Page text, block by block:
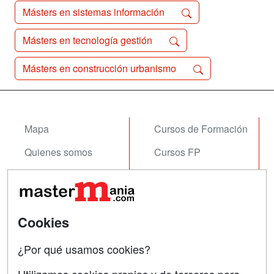
Másters en sistemas información
Másters en tecnología gestión
Másters en construcción urbanismo
Mapa
Quienes somos
Acceso Usuarios
Acceso Centros
Cursos de Formación
Cursos FP
SÍGUENOS EN:
Cookies
¿Por qué usamos cookies?